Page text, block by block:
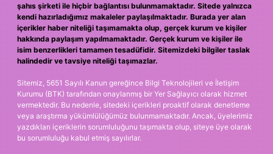
şahıs şirketi ile hiçbir bağlantısı bulunmamaktadır. Sitede yalnızca
kendi hazırladığımız makaleler paylaşılmaktadır. Burada yer alan
içerikler haber niteliği taşımamakta olup, gerçek kurum ve kişiler
hakkında paylaşım yapılmamaktadır. Gerçek kurum ve kişiler ile
isim benzerlikleri tamamen tesadüfidir. Sitemizdeki bilgiler taslak
halindedir ve tavsiye niteliği taşımazlar.
Sitemiz, 5651 Sayılı Kanun gereğince Bilgi Teknolojileri ve İletişim
Kurumu (BTK) tarafından onaylanmış bir Yer Sağlayıcı olarak hizmet
vermektedir. Bu nedenle, sitedeki içerikleri proaktif olarak denetleme
veya araştırma yükümlülüğümüz bulunmamaktadır. Ancak, üyelerimiz
yazdıkları içeriklerin sorumluluğunu taşımakta olup, siteye üye olarak
bu sorumluluğu kabul etmiş sayılırlar.